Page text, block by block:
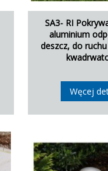
SA3- RI
aluminium
deszcz, do
Węcej